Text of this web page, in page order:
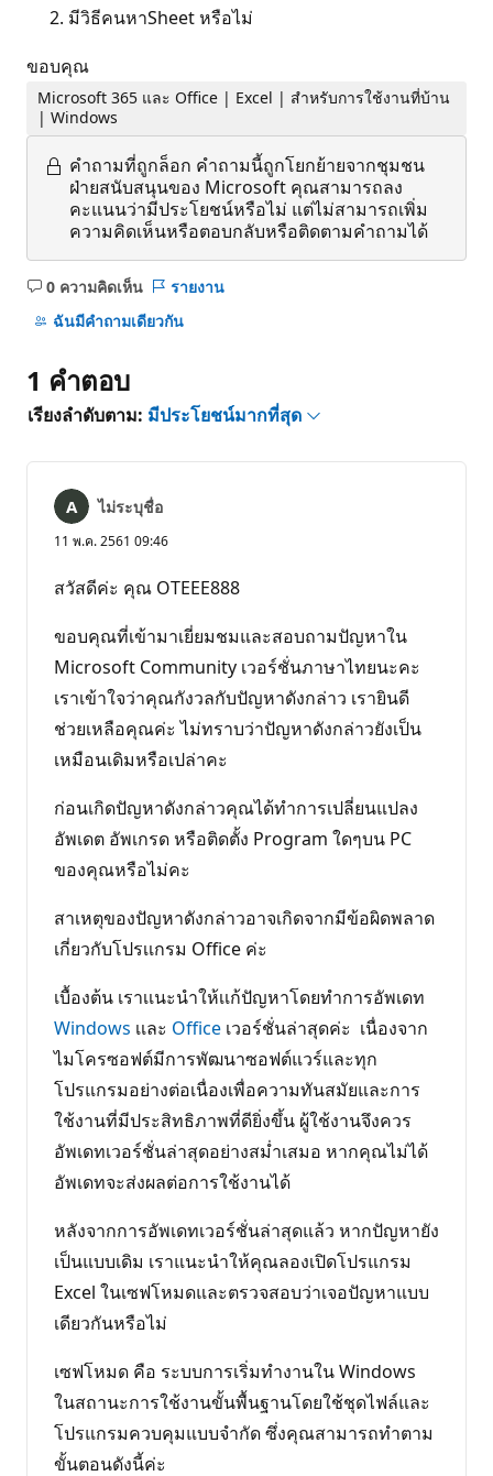
มีวิธีคนหาSheet หรือไม่
ขอบคุณ
Microsoft 365 และ Office | Excel | สำหรับการใช้งานที่บ้าน
| Windows
คำถามที่ถูกล็อก คำถามนี้ถูกโยกย้ายจากชุมชน
ฝ่ายสนับสนุนของ Microsoft คุณสามารถลง
คะแนนว่ามีประโยชน์หรือไม่ แต่ไม่สามารถเพิ่ม
ความคิดเห็นหรือตอบกลับหรือติดตามคำถามได้
0 ความคิดเห็น
ไม่มี
ข้อคิด
รายงาน
ฉันมีคําถามเดียวกัน
1 คำตอบ
เรียงลำดับตาม: มีประโยชน์มากที่สุด
ไม่ระบุชื่อ
11 พ.ค. 2561 09:46
สวัสดีค่ะ คุณ OTEEE888
ขอบคุณที่เข้ามาเยี่ยมชมและสอบถามปัญหาใน
Microsoft Community เวอร์ชั่นภาษาไทยนะคะ
เราเข้าใจว่าคุณกังวลกับปัญหาดังกล่าว เรายินดี
ช่วยเหลือคุณค่ะ ไม่ทราบว่าปัญหาดังกล่าวยังเป็น
เหมือนเดิมหรือเปล่าคะ
ก่อนเกิดปัญหาดังกล่าวคุณได้ทำการเปลี่ยนแปลง
อัพเดต อัพเกรด หรือติดตั้ง Program ใดๆบน PC
ของคุณหรือไม่คะ
สาเหตุของปัญหาดังกล่าวอาจเกิดจากมีข้อผิดพลาด
เกี่ยวกับโปรเเกรม Office ค่ะ
เบื้องต้น เราเเนะนำให้เเก้ปัญหาโดยทำการอัพเดท
Windows เเละ Office เวอร์ชั่นล่าสุดค่ะ เนื่องจาก
ไมโครซอฟต์มีการพัฒนาซอฟต์แวร์และทุก
โปรแกรมอย่างต่อเนื่องเพื่อความทันสมัยและการ
ใช้งานที่มีประสิทธิภาพที่ดียิ่งขึ้น ผู้ใช้งานจึงควร
อัพเดทเวอร์ชั่นล่าสุดอย่างสม่ำเสมอ หากคุณไม่ได้
อัพเดทจะส่งผลต่อการใช้งานได้
หลังจากการอัพเดทเวอร์ชั่นล่าสุดแล้ว หากปัญหายัง
เป็นแบบเดิม เราแนะนำให้คุณลองเปิดโปรแกรม
Excel ในเซฟโหมดและตรวจสอบว่าเจอปัญหาแบบ
เดียวกันหรือไม่
เซฟโหมด คือ ระบบการเริ่มทำงานใน Windows
ในสถานะการใช้งานขั้นพื้นฐานโดยใช้ชุดไฟล์และ
โปรแกรมควบคุมแบบจำกัด ซึ่งคุณสามารถทำตาม
ขั้นตอนดังนี้ค่ะ